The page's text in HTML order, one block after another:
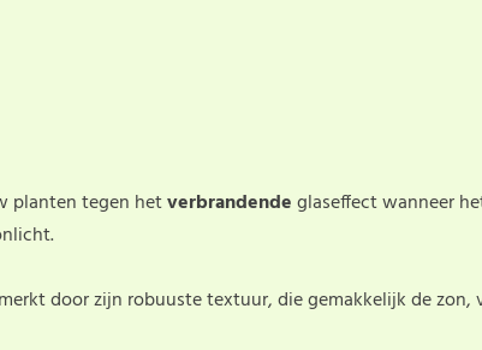
planten tegen hetverbrandendeglaseffect wanneer
door zijn robuuste textuur, die gemakkelijk de